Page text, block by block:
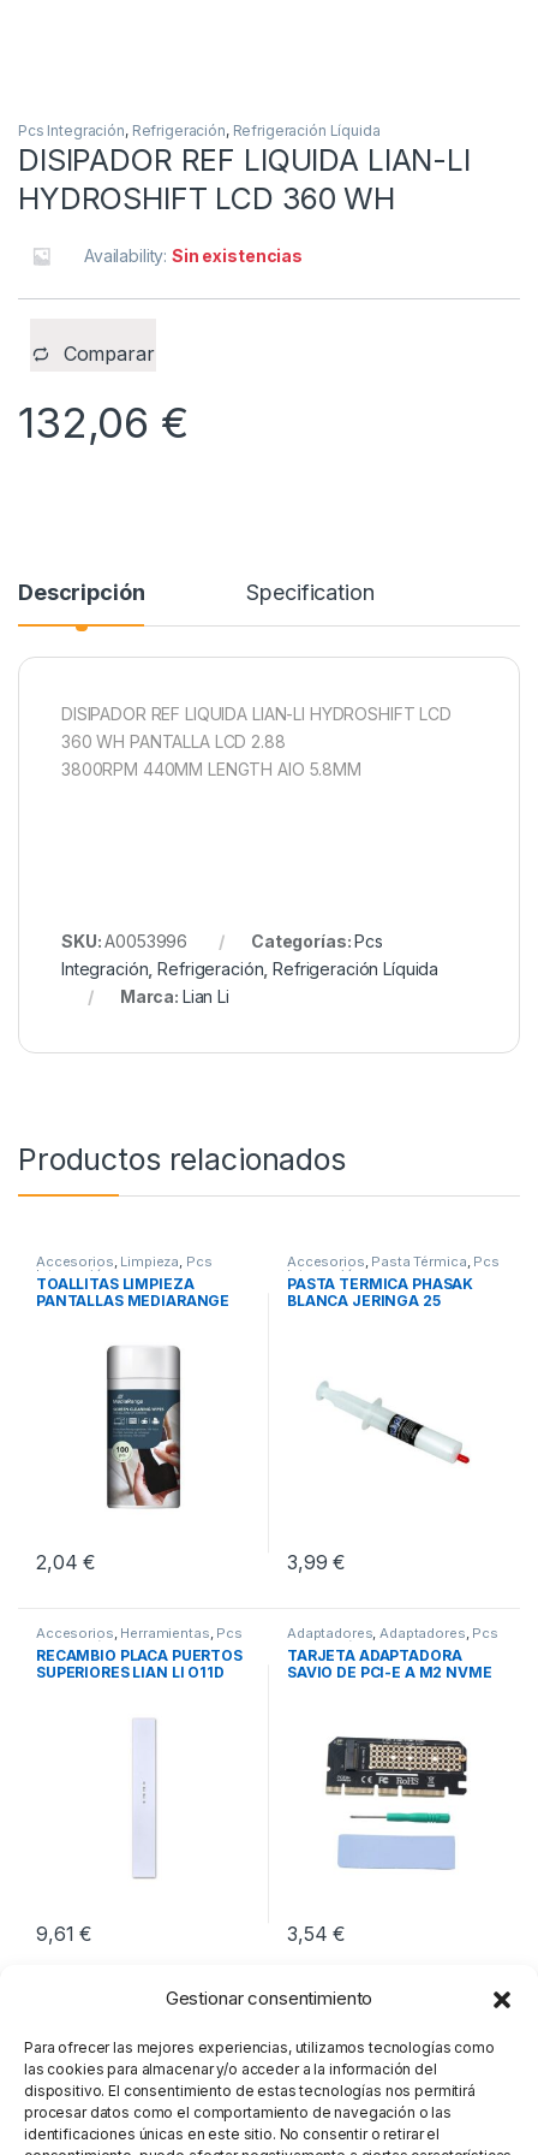
Gestionar consentimiento
Para ofrecer las mejores experiencias, utilizamos tecnologías como
las cookies para almacenar y/o acceder a la información del
dispositivo. El consentimiento de estas tecnologías nos permitirá
procesar datos como el comportamiento de navegación o las
identificaciones únicas en este sitio. No consentir o retirar el
Pcs Integración, Refrigeración, Refrigeración Líquida
DISIPADOR REF LIQUIDA LIAN-LI
HYDROSHIFT LCD 360 WH
Availability:Sin existencias
Comparar
132,06 €
Descripción Specification
DISIPADOR REF LIQUIDA LIAN-LI HYDROSHIFT LCD
360 WH PANTALLA LCD 2.88
3800RPM 440MM LENGTH AIO 5.8MM
SKU:A0053996 Categorías:Pcs
Integración ,Refrigeración ,Refrigeración Líquida
Marca: Lian Li
Productos relacionados
Accesorios, Limpieza, Pcs
Integración
TOALLITAS LIMPIEZA
PANTALLAS MEDIARANGE
2,04€
Accesorios, Pasta Térmica, Pcs
Integración
PASTA TERMICA PHASAK
BLANCA JERINGA 25
3,99€
Accesorios, Herramientas, Pcs
Integración
RECAMBIO PLACA PUERTOS
SUPERIORES LIAN LI O11D
9,61€
Adaptadores,Adaptadores, Pcs
Integración
TARJETA ADAPTADORA
SAVIO DE PCI-E A M2 NVME
3,54€